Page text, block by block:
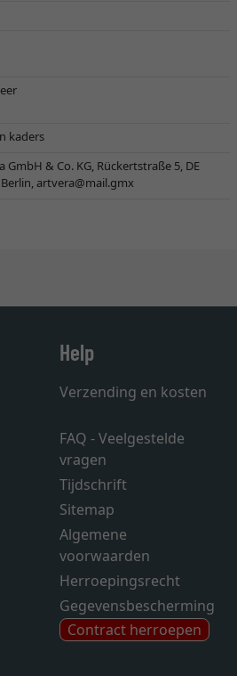
kaders
GmbH & Co. KG, Rückertstraße 5, DE
artvera@mail.gmx
Help
Verzending en kosten
FAQ - Veelgestelde
vragen
Tijdschrift
Sitemap
Algemene
voorwaarden
Herroepingsrecht
Gegevensbescherming
Contract herroepen